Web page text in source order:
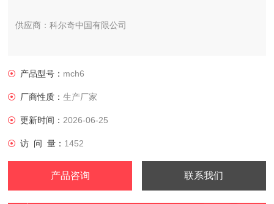
供应商：科尔奇中国有限公司
产品型号： mch6
厂商性质：生产厂家
更新时间： 2026-06-25
访 问 量： 1452
产品咨询 联系我们